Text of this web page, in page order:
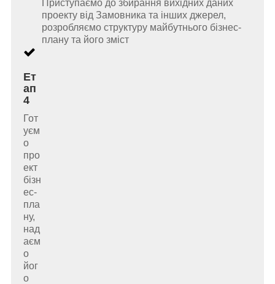
Приступаємо до збирання вихідних даних
проекту від Замовника та інших джерел,
розробляємо структуру майбутнього бізнес-
плану та його зміст
Ет
ап
4
Гот
уєм
о
про
ект
бізн
ес-
пла
ну,
над
аєм
о
йог
о